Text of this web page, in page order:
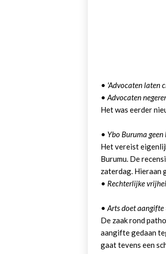
• 'Advocaten laten
• Advocaten
Het was eerder
• Ybo Buruma
Het vereist
Burumu. De
zaterdag. Hieraan
• Rechterlijke
• Arts doet aangifte
De zaak rond
aangifte gedaan
gaat tevens een